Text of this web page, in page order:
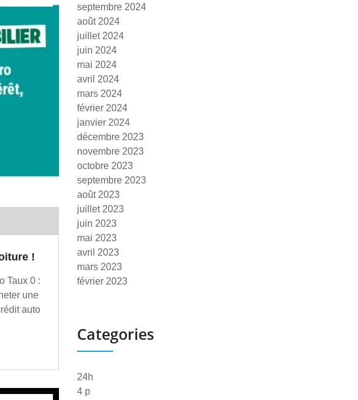
!
Taux 0 :
une
auto
septembre 2024
août 2024
juillet 2024
juin 2024
mai 2024
avril 2024
mars 2024
février 2024
janvier 2024
décembre 2023
novembre 2023
octobre 2023
septembre 2023
août 2023
juillet 2023
juin 2023
mai 2023
avril 2023
mars 2023
février 2023
Categories
24h
4 p